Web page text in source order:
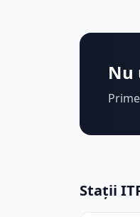
Nu
Stații